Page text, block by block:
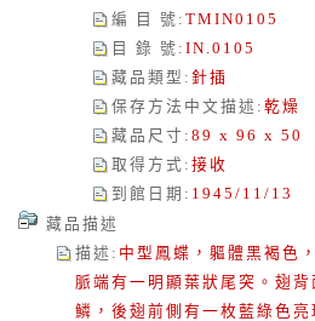
編 目 號 : TMIN0105
目 錄 號 : IN.0105
藏品類型 : 針插
保存方法中文描述 : 乾燥
藏品尺寸 : 89 x 96 x 50
取得方式 : 接收
到館日期 : 1945/11/13
藏品描述
描述 : 中型鳳蝶，軀體黑褐色
脈端有一明顯葉狀尾突。翅
鱗，後翅前側有一枚藍綠色